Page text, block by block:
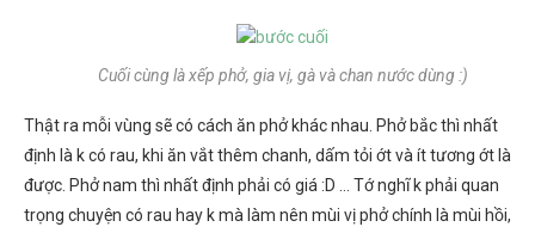
Cuối cùng là xếp phở, gia vị, gà và chan nước dùng :)
Thật ra mỗi vùng sẽ có cách ăn phở khác nhau. Phở bắc thì nhất
định là k có rau, khi ăn vắt thêm chanh, dấm tỏi ớt và ít tương ớt là
được. Phở nam thì nhất định phải có giá :D … Tớ nghĩ k phải quan
trọng chuyện có rau hay k mà làm nên mùi vị phở chính là mùi hồi,